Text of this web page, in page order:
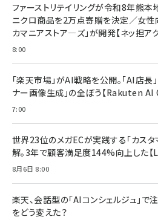
ファーストリテイリングが令和8年熊
ニクロ商品を2万点寄贈を決定／女性
カマニアストア―ズ」が開発【ネッ担ア
8:00
「楽天市場」がAI戦略を公開。「AI店長
ナー画像生成」の全ぼう【Rakuten
7:00
世界23位のメガECが実践する「カス
解。3年で顧客満足度144%向上した
8月6日 8:00
楽天、会話型の「AIコンシェルジュ」
をどう変えた？